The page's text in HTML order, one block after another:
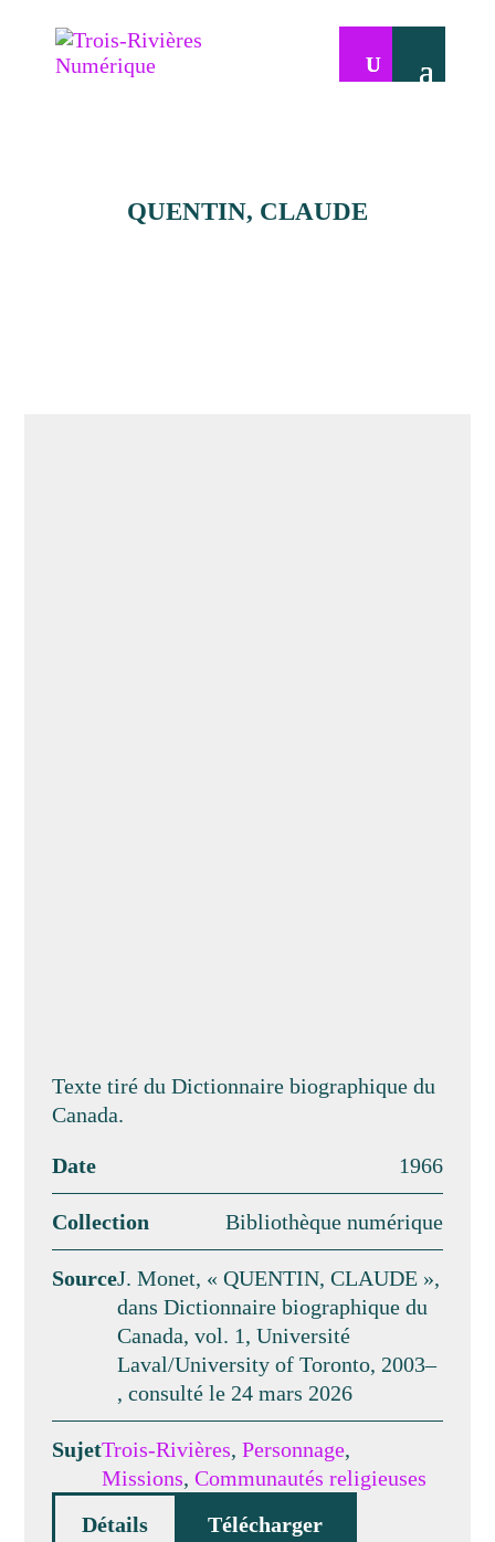
QUENTIN, CLAUDE
Texte tiré du Dictionnaire biographique du
Canada.
Date 1966
Collection Bibliothèque numérique
SourceJ. Monet, « QUENTIN, CLAUDE »,
dans Dictionnaire biographique du
Canada, vol. 1, Université
Laval/University of Toronto, 2003–
, consulté le 24 mars 2026
SujetTrois-Rivières,Personnage,
Missions,Communautés religieuses
Détails
Télécharger